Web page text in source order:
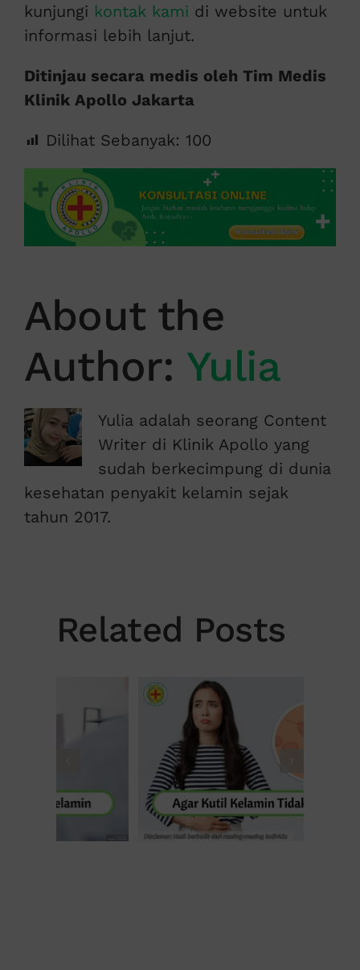
kunjungi kontak kami di website untuk
informasi lebih lanjut.
Ditinjau secara medis oleh Tim Medis
Klinik Apollo Jakarta
Dilihat Sebanyak: 100
About the
Author: Yulia
Yulia adalah seorang Content
Writer di Klinik Apollo yang
sudah berkecimpung di dunia
kesehatan penyakit kelamin sejak
tahun 2017.
Related Posts